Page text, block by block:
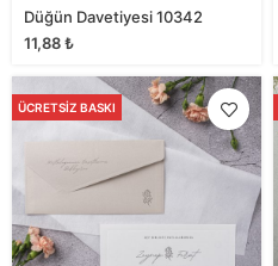
Düğün Davetiyesi 10342
11,88₺
ÜCRETSIZ BASKI